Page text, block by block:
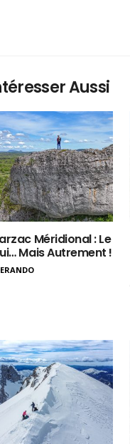
Aussi
Méridional : Le
Mais Autrement !